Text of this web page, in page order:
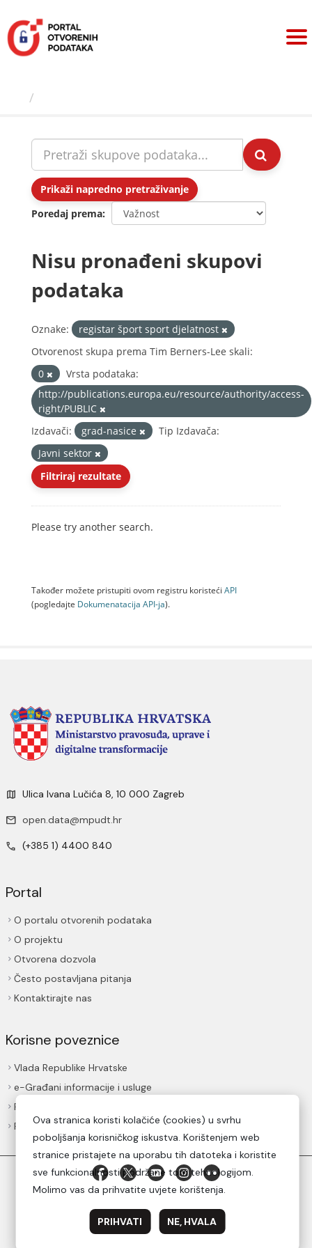
sadržaj
Prikaži napredno pretraživanje
Poredaj prema
Nisu pronađeni skupovi
podataka
Oznake:
registar šport sport djelatnost
Otvorenost skupa prema Tim Berners-Lee skali:
0
Vrsta podataka:
http://publications.europa.eu/resource/authority/access-
right/PUBLIC
Izdavači:
grad-nasice
Tip Izdavača:
Javni sektor
Filtriraj rezultate
Please try another search.
Također možete pristupiti ovom registru koristeći API
(pogledajte Dokumenаtаcijа API-jа).